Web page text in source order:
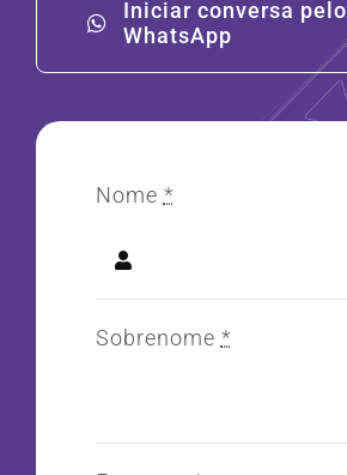
Iniciar conversa pelo
WhatsApp
Nome *
Sobrenome *